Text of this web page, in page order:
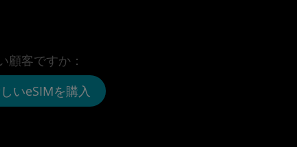
顧客ですか：
いeSIMを購入